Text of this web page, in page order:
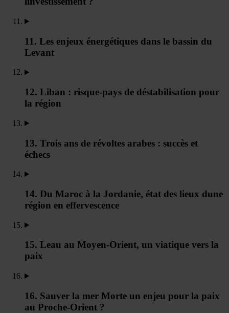
11. Les enjeux énergétiques dans le bassin du
Levant
12. Liban : risque-pays de déstabilisation pour
la région
13. Trois ans de révoltes arabes : succès et
échecs
14. Du Maroc à la Jordanie, état des lieux dune
région en effervescence
15. Leau au Moyen-Orient, un viatique vers la
paix
16. Sauver la mer Morte un enjeu pour la paix
au Proche-Orient ?